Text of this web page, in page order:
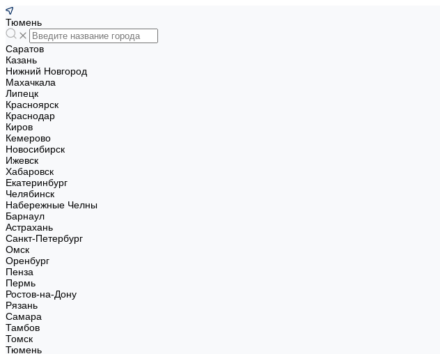
Тюмень
Саратов
Казань
Нижний Новгород
Махачкала
Липецк
Красноярск
Краснодар
Киров
Кемерово
Новосибирск
Ижевск
Хабаровск
Екатеринбург
Челябинск
Набережные Челны
Барнаул
Астрахань
Санкт-Петербург
Омск
Оренбург
Пенза
Пермь
Ростов-на-Дону
Рязань
Самара
Тамбов
Томск
Тюмень